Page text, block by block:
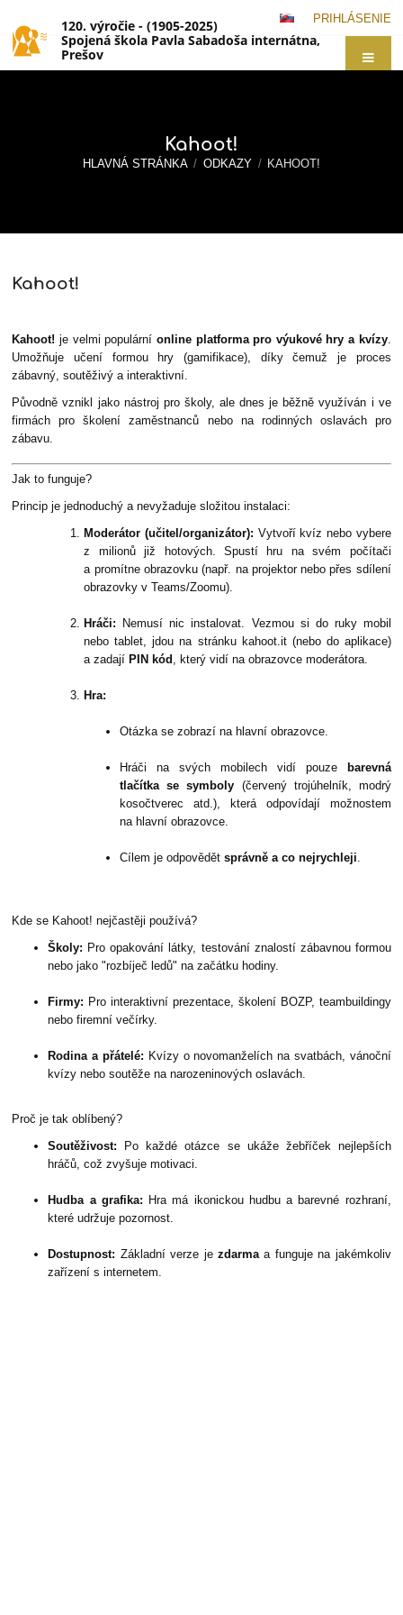
PRIHLÁSENIE
120. výročie - (1905-2025)
Spojená škola Pavla Sabadoša internátna,
Prešov
Kahoot!
HLAVNÁ STRÁNKA / ODKAZY / KAHOOT!
Kahoot!
Kahoot!
Kahoot! je velmi populární online platforma pro výukové hry a kvízy.
Umožňuje učení formou hry (gamifikace), díky čemuž je proces
zábavný, soutěživý a interaktivní.
Původně vznikl jako nástroj pro školy, ale dnes je běžně využíván i ve
firmách pro školení zaměstnanců nebo na rodinných oslavách pro
zábavu.
Jak to funguje?
Princip je jednoduchý a nevyžaduje složitou instalaci:
Moderátor (učitel/organizátor): Vytvoří kvíz nebo vybere
z milionů již hotových. Spustí hru na svém počítači
a promítne obrazovku (např. na projektor nebo přes sdílení
obrazovky v Teams/Zoomu).
Hráči: Nemusí nic instalovat. Vezmou si do ruky mobil
nebo tablet, jdou na stránku kahoot.it(nebo do aplikace)
a zadají PIN kód , který vidí na obrazovce moderátora.
Hra:
Otázka se zobrazí na hlavní obrazovce.
Hráči na svých mobilech vidí pouze
barevná
tlačítka se symboly (červený trojúhelník, modrý
kosočtverec atd.), která odpovídají možnostem
na hlavní obrazovce.
Cílem je odpovědětsprávně a co nejrychleji.
Kde se Kahoot! nejčastěji používá?
Školy: Pro opakování látky, testování znalostí zábavnou formou
nebo jako "rozbíječ ledů" na začátku hodiny.
Firmy: Pro interaktivní prezentace, školení BOZP, teambuildingy
nebo firemní večírky.
Rodina a přátelé: Kvízy o novomanželích na svatbách, vánoční
kvízy nebo soutěže na narozeninových oslavách.
Proč je tak oblíbený?
Soutěživost: Po každé otázce se ukáže žebříček nejlepších
hráčů, což zvyšuje motivaci.
Hudba a grafika: Hra má ikonickou hudbu a barevné rozhraní,
které udržuje pozornost.
Dostupnost: Základní verze je zdarmaa funguje na jakémkoliv
zařízení s internetem.